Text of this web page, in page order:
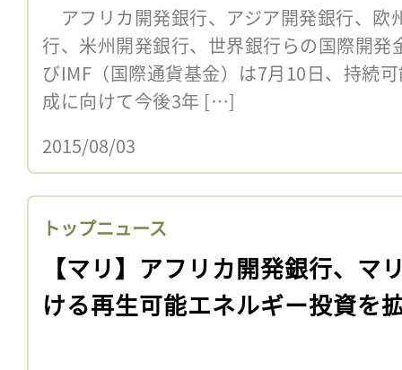
アフリカ開発銀行、アジア開発銀行、欧
行、米州開発銀行、世界銀行らの国際開発
びIMF（国際通貨基金）は7月10日、持続
成に向けて今後3年 […]
2015/08/03
トップニュース
【マリ】アフリカ開発銀行、マ
ける再生可能エネルギー投資を